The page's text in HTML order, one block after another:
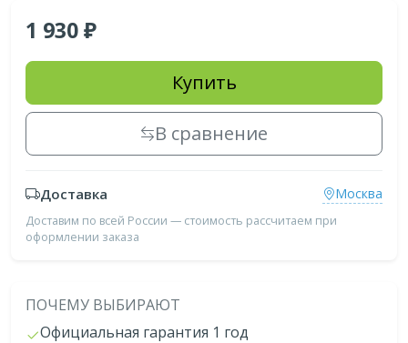
1 930
Купить
В сравнение
Доставка Москва
Доставим по всей России — стоимость рассчитаем при
оформлении заказа
ПОЧЕМУ ВЫБИРАЮТ
Официальная гарантия 1 год